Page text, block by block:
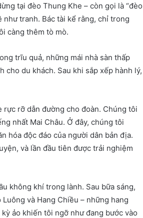
tại đèo Thung Khe – còn gọi là “đèo
như tranh. Bác tài kể rằng, chỉ trong
càng thêm tò mò.
trĩu quả, những mái nhà sàn thấp
cho du khách. Sau khi sắp xếp hành lý,
rỡ dẫn đường cho đoàn. Chúng tôi
nhất Mai Châu. Ở đây, chúng tôi
hóa độc đáo của người dân bản địa.
và lần đầu tiên được trải nghiệm
không khí trong lành. Sau bữa sáng,
và Hang Chiều – những hang
ảo khiến tôi ngỡ như đang bước vào